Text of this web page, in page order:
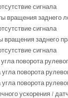
сигнала
вращения заднего
сигнала
вращения заднего
сигнала
поворота
поворота
поворота
ускорения /